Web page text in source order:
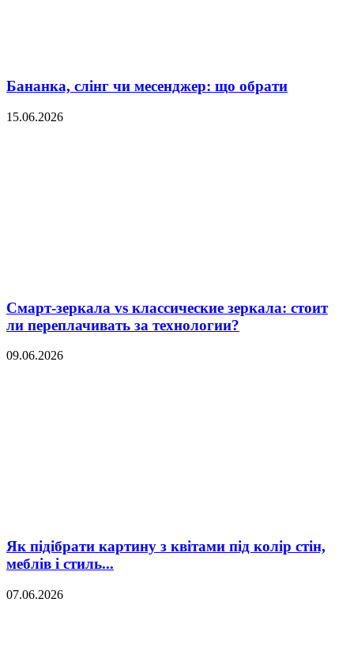
Бананка, слінг чи месенджер: що обрати
15.06.2026
Смарт-зеркала vs классические зеркала: стоит
ли переплачивать за технологии?
09.06.2026
Як підібрати картину з квітами під колір стін,
меблів і стиль...
07.06.2026